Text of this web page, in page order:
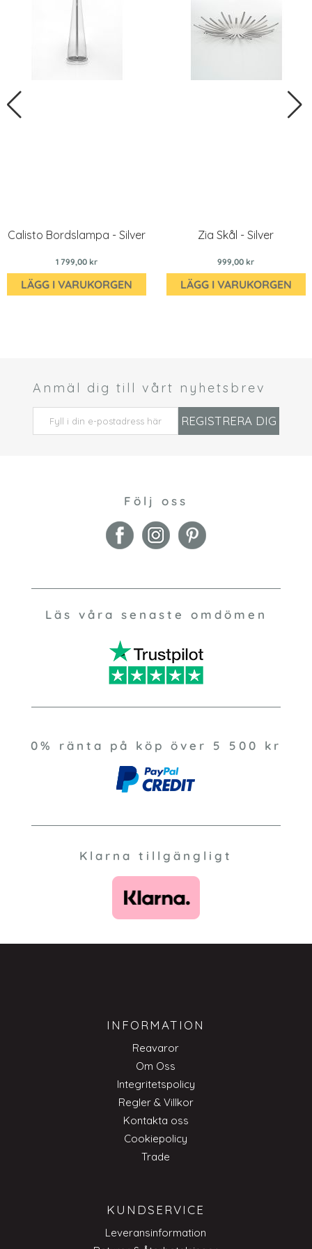
Calisto Bordslampa - Silver
1 799,00 kr
LÄGG I VARUKORGEN
Zia Skål - Silver
999,00 kr
LÄGG I VARUKORGEN
Anmäl dig till vårt nyhetsbrev
REGISTRERA DIG
Följ oss
Läs våra senaste omdömen
0% ränta på köp över 5 500 kr
Klarna tillgängligt
INFORMATION
Reavaror
Om Oss
Integritetspolicy
Regler & Villkor
Kontakta oss
Cookiepolicy
Trade
KUNDSERVICE
Leveransinformation